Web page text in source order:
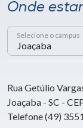
Onde
Selecione o campus
Rua Getúlio
Joaçaba - SC -
Telefone (49)